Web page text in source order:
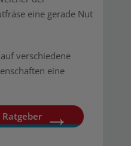
eine gerade Nut
verschiedene
eine